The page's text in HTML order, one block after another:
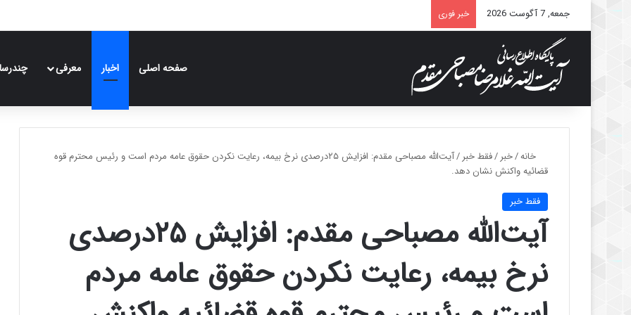
جمعه, 7 آگوست 2026 خبر فوری
صفحه اصلی اخبار معرفی
خانه/خبر /فقط خبر /
آیت‌الله مصباحی مقدم: افزایش ۲۵درصدی نرخ بیمه، رعایت نکردن حقوق عامه مردم است و رئیس محترم قوه
قضائیه واکنش نشان دهد.
فقط خبر
آیت‌الله مصباحی مقدم: افزایش ۲۵درصدی
نرخ بیمه، رعایت نکردن حقوق عامه مردم